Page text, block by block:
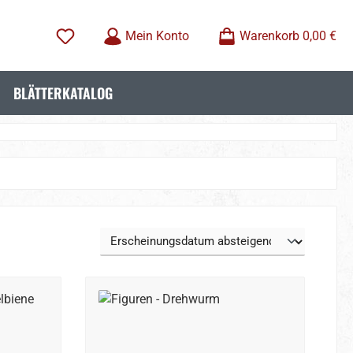
Mein Konto
Warenkorb 0,00 €
BLÄTTERKATALOG